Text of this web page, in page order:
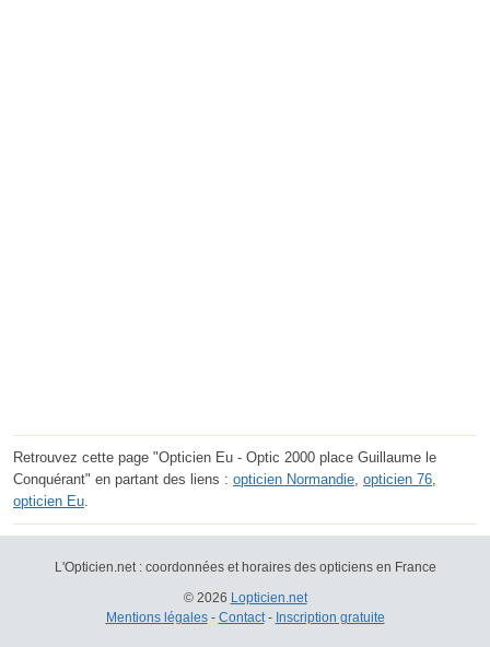
Retrouvez cette page "Opticien Eu - Optic 2000 place Guillaume le
Conquérant" en partant des liens : opticien Normandie, opticien 76,
opticien Eu.
L'Opticien.net : coordonnées et horaires des opticiens en France
© 2026 Lopticien.net
Mentions légales- Contact- Inscription gratuite